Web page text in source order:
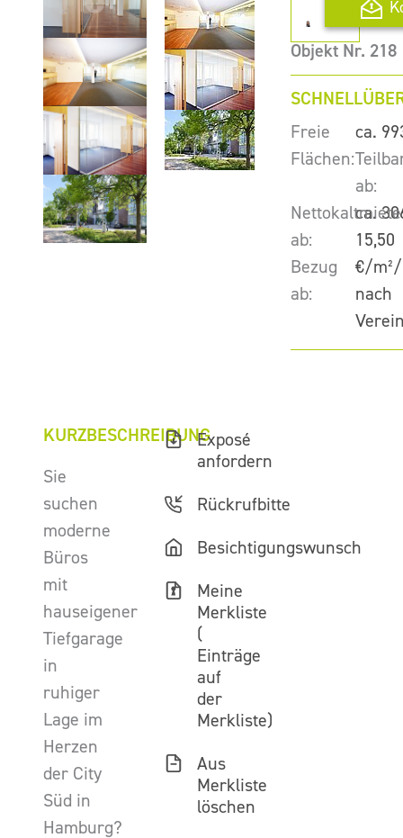
Objekt Nr. 218
Freie
Flächen:
ca.
ab:
ca.
Nettokaltmiete
ab:
15,50
€/
Bezug
ab:
nach
KURZBESCHREIBUNG
Sie
suchen
moderne
Büros
mit
hauseigener
Tiefgarage
in
ruhiger
Lage im
Herzen
der City
Süd in
Hamburg?
Exposé
anfordern
Rückrufbitte
Besichtigungswunsch
Meine
Merkliste
(
Einträge
auf
der
Merkliste)
Aus
Merkliste
löschen